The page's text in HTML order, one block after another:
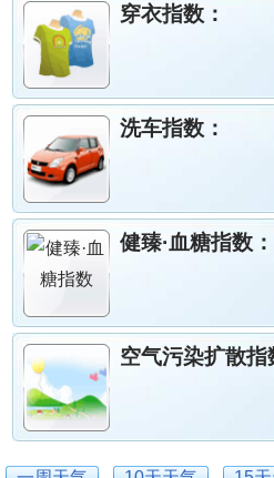
穿衣指数：
洗车指数：
健臻·血糖指数：
空气污染扩散指